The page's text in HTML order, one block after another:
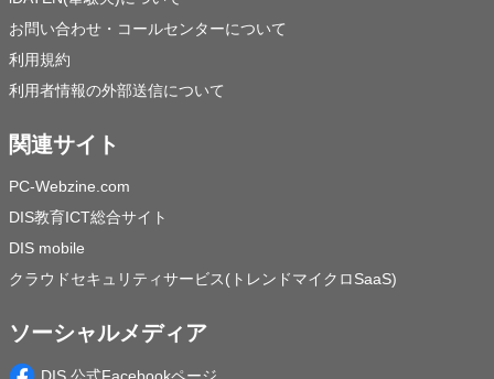
お問い合わせ・コールセンターについて
利用規約
利用者情報の外部送信について
関連サイト
PC-Webzine.com
DIS教育ICT総合サイト
DIS mobile
クラウドセキュリティサービス(トレンドマイクロSaaS)
ソーシャルメディア
DIS 公式Facebookページ